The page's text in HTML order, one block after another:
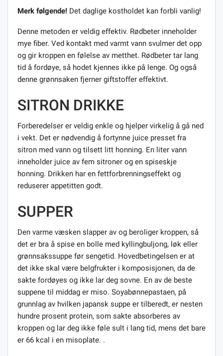
Merk følgende! Det daglige kostholdet kan forbli vanlig!
Denne metoden er veldig effektiv. Rødbeter inneholder
mye fiber. Ved kontakt med varmt vann svulmer det opp
og gir kroppen en følelse av metthet. Rødbeter tar lang
tid å fordøye, så hodet kjennes ikke på lenge. Og også
denne grønnsaken fjerner giftstoffer effektivt.
SITRON DRIKKE
Forberedelser er veldig enkle og hjelper virkelig å gå ned
i vekt. Det er nødvendig å fortynne juice presset fra
sitron med vann og tilsett litt honning. En liter vann
inneholder juice av fem sitroner og en spiseskje
honning. Drikken har en fettforbrenningseffekt og
reduserer appetitten godt.
SUPPER
Den varme væsken slapper av og beroliger kroppen, så
det er bra å spise en bolle med kyllingbuljong, løk eller
grønnsakssuppe før sengetid. Hovedbetingelsen er at
det ikke skal være belgfrukter i komposisjonen, da de
sakte fordøyes og ikke lar deg sovne. En av de beste
suppene til middag er miso. Soyabønnepastaen, på
grunnlag av hvilken japansk suppe er tilberedt, er nesten
hundre prosent protein, som sakte absorberes av
kroppen og lar deg ikke føle sult i lang tid, mens det bare
er 66 kcal i en misoplate. .